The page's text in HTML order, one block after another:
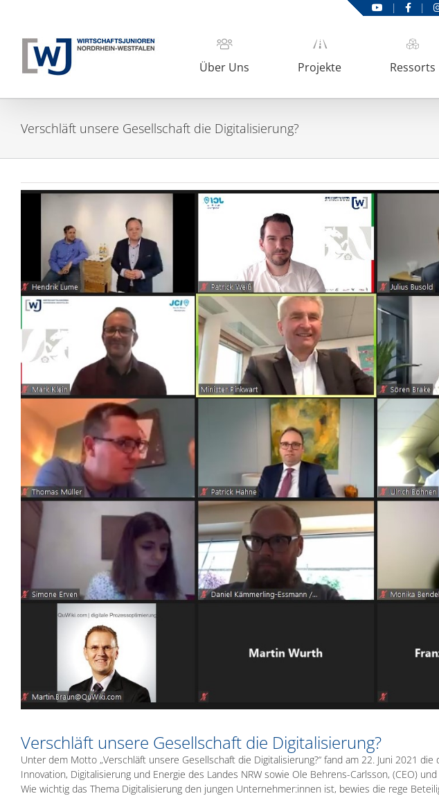
springen
Über Uns Projekte Ressorts
| |
Verschläft unsere Gesellschaft die Digitalisierung?
Zeige
Verschläft unsere Gesellschaft die Digitalisierung?
Unter dem Motto „Verschläft unsere Gesellschaft die Digitalisierung?“ fand am 22. Juni 2021
Innovation, Digitalisierung und Energie des Landes NRW sowie Ole Behrens-Carlsson, (CEO)
Wie wichtig das Thema Digitalisierung den jungen Unternehmer:innen ist, bewies die rege